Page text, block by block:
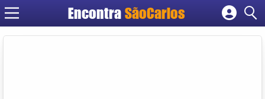
EncontraSãoCarlos
Cadastrar empresa